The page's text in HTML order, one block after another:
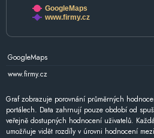
GoogleMaps
www.firmy.cz
GoogleMaps
www.firmy.cz
Graf zobrazuje porovnání průměrných
portálech. Data zahrnují pouze období od
veřejně dostupných hodnocení uživatelů.
umožňuje vidět rozdíly v úrovni hodnocení